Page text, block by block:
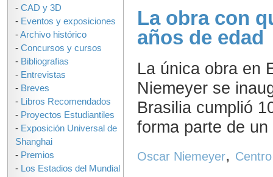
La obra con
años de edad
La única obra en
Niemeyer se
Brasilia cumplió
forma parte de
Oscar Niemeyer,
- CAD y 3D
- Eventos y exposiciones
-Archivo histórico
- Concursos y cursos
- Bibliografias
- Entrevistas
- Breves
- Libros Recomendados
- Proyectos Estudiantiles
- Exposición Universal de
Shanghai
- Premios
- Los Estadios del Mundial